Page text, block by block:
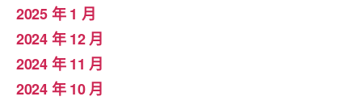
2025 年 1 月
2024 年 12 月
2024 年 11 月
2024 年 10 月